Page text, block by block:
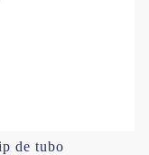
de tubo